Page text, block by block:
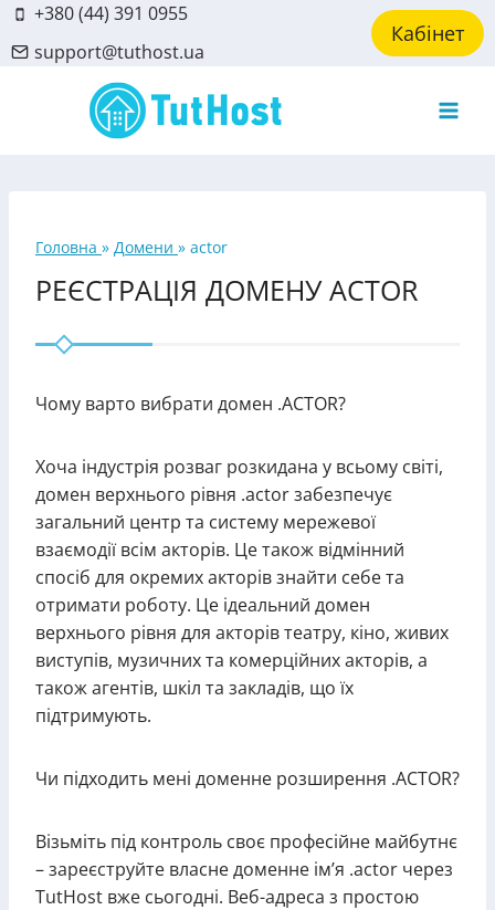
Skip
to
content
+380 (44) 391 0955
support@tuthost.ua
Кабінет
Головна » Домени » actor
РЕЄСТРАЦІЯ ДОМЕНУ ACTOR
Чому варто вибрати домен .ACTOR?
Хоча індустрія розваг розкидана у всьому світі,
домен верхнього рівня .actor забезпечує
загальний центр та систему мережевої
взаємодії всім акторів. Це також відмінний
спосіб для окремих акторів знайти себе та
отримати роботу. Це ідеальний домен
верхнього рівня для акторів театру, кіно, живих
виступів, музичних та комерційних акторів, а
також агентів, шкіл та закладів, що їх
підтримують.
Чи підходить мені доменне розширення .ACTOR?
Візьміть під контроль своє професійне майбутнє
– зареєструйте власне доменне ім’я .actor через
TutHost вже сьогодні. Веб-адреса з простою